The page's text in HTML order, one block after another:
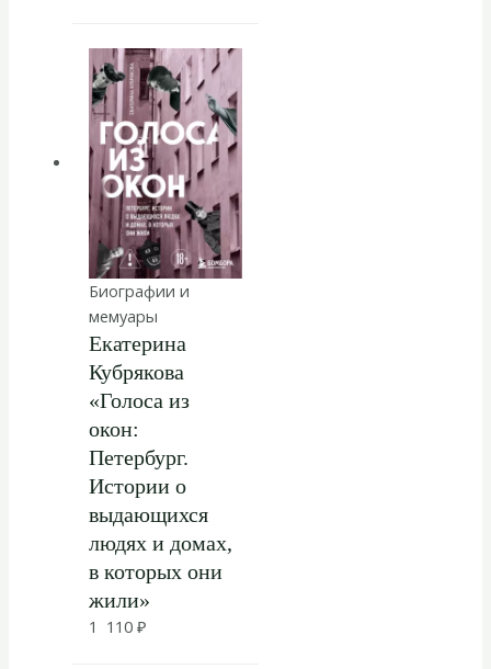
Биографии и
мемуары
Екатерина
Кубрякова
«Голоса из
окон:
Петербург.
Истории о
выдающихся
людях и домах,
в которых они
жили»
1 110 ₽